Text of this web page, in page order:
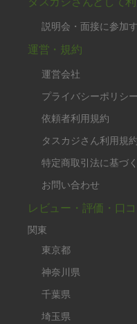
説明会・面接に参加
運営・規約
運営会社
プライバシーポリシー
依頼者利用規約
タスカジさん利用規約
特定商取引法に基づ
お問い合わせ
レビュー・評価・口コ
関東
東京都
神奈川県
千葉県
埼玉県